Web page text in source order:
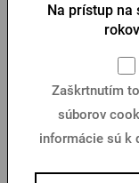
Obal na kufor (S)
Urquell
Na sklade 2 ks
Na prístup
Zaškrtnutím
súborov
informácie sú k